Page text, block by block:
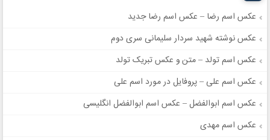
عکس اسم رضا – عکس اسم رضا جدید
عکس نوشته شهید سردار سلیمانی سری دوم
عکس اسم تولد – متن و عکس تبریک تولد
عکس اسم علی – پروفایل در مورد اسم علی
عکس اسم ابوالفضل – عکس اسم ابوالفضل انگلیسی
عکس اسم مهدی